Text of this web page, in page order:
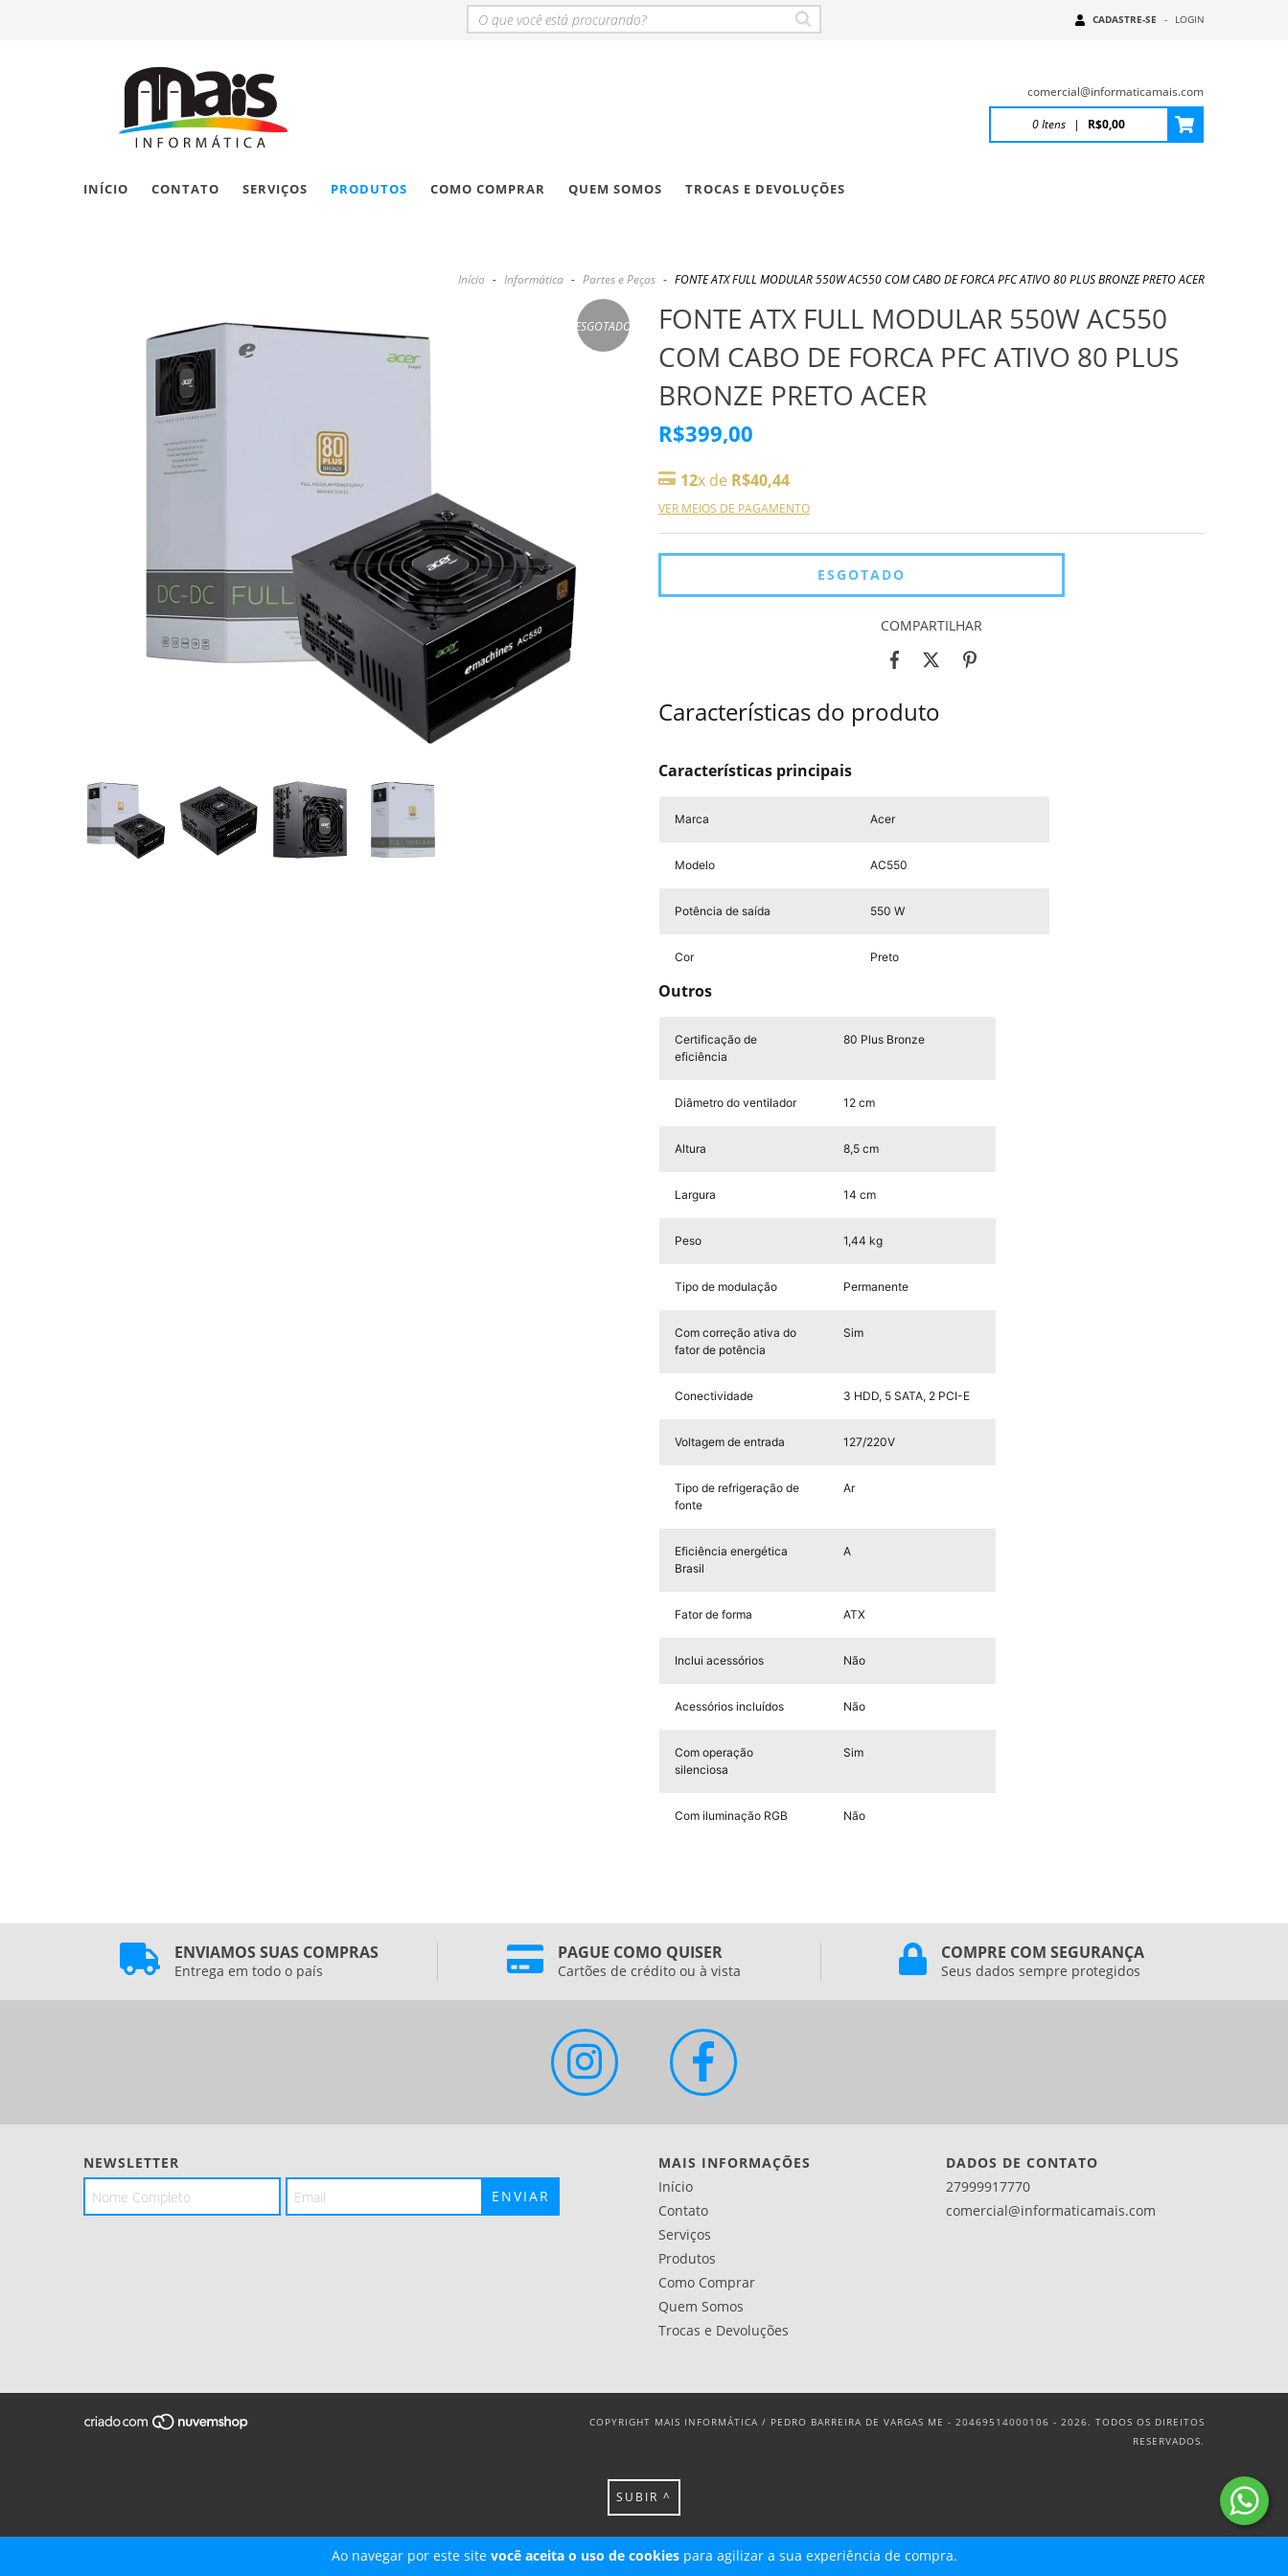
CADASTRE-SE - LOGIN
Ao navegar por este site você aceita o uso de cookiespara agilizar a sua experiência de compra.
comercial@informaticamais.com
0Itens | R$0,00
INÍCIO CONTATO SERVIÇOS PRODUTOS COMO COMPRAR QUEM SOMOS TROCAS E DEVOLUÇÕES
Início - Informática - Partes e Peças - FONTE ATX FULL MODULAR 550W AC550 COM CABO DE FORCA PFC ATIVO 80 PLUS BRONZE PRETO ACER
ESGOTADO
FONTE ATX FULL MODULAR 550W AC550
COM CABO DE FORCA PFC ATIVO 80 PLUS
BRONZE PRETO ACER
R$399,00
12x de R$40,44
VER MEIOS DE PAGAMENTO
COMPARTILHAR
Características do produto
Características principais
Marca Acer
Modelo AC550
Potência de saída 550 W
Cor Preto
Outros
Certificação de
eficiência
80 Plus Bronze
Diâmetro do ventilador 12 cm
Altura 8,5 cm
Largura 14 cm
Peso 1,44 kg
Tipo de modulação Permanente
Com correção ativa do
fator de potência
Sim
Conectividade 3 HDD, 5 SATA, 2 PCI-E
Voltagem de entrada 127/220V
Tipo de refrigeração de
fonte
Ar
Eficiência energética
Brasil
A
Fator de forma ATX
Inclui acessórios Não
Acessórios incluídos Não
Com operação
silenciosa
Sim
Com iluminação RGB Não
ENVIAMOS SUAS COMPRAS
Entrega em todo o país
PAGUE COMO QUISER
Cartões de crédito ou à vista
COMPRE COM SEGURANÇA
Seus dados sempre protegidos
NEWSLETTER
MAIS INFORMAÇÕES
Início
Contato
Serviços
Produtos
Como Comprar
Quem Somos
Trocas e Devoluções
DADOS DE CONTATO
27999917770
comercial@informaticamais.com
COPYRIGHT MAIS INFORMÁTICA / PEDRO BARREIRA DE VARGAS ME - 20469514000106 - 2026. TODOS OS DIREITOS
RESERVADOS.
SUBIR ^